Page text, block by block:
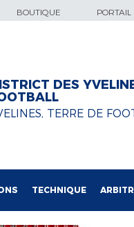
BOUTIQUE PORTAIL
DES
TERRE DE
TECHNIQUE